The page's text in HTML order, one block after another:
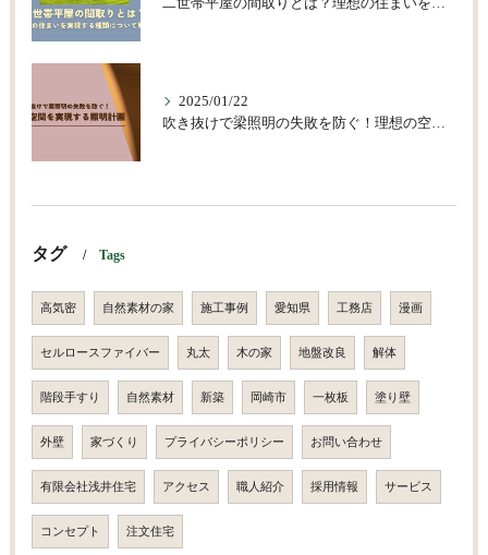
二世帯平屋の間取りとは？理想の住まいを実現する種類について解説
2025/01/22
吹き抜けで梁照明の失敗を防ぐ！理想の空間を実現する照明計画
タグ Tags
高気密 自然素材の家 施工事例 愛知県 工務店 漫画
セルロースファイバー 丸太 木の家 地盤改良 解体
階段手すり 自然素材 新築 岡崎市 一枚板 塗り壁
外壁 家づくり プライバシーポリシー お問い合わせ
有限会社浅井住宅 アクセス 職人紹介 採用情報 サービス
コンセプト 注文住宅